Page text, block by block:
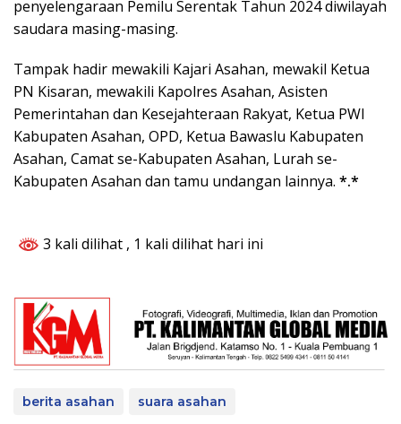
penyelengaraan Pemilu Serentak Tahun 2024 diwilayah
saudara masing-masing.
Tampak hadir mewakili Kajari Asahan, mewakil Ketua
PN Kisaran, mewakili Kapolres Asahan, Asisten
Pemerintahan dan Kesejahteraan Rakyat, Ketua PWI
Kabupaten Asahan, OPD, Ketua Bawaslu Kabupaten
Asahan, Camat se-Kabupaten Asahan, Lurah se-
Kabupaten Asahan dan tamu undangan lainnya. *.*
3 kali dilihat , 1 kali dilihat hari ini
berita asahan suara asahan